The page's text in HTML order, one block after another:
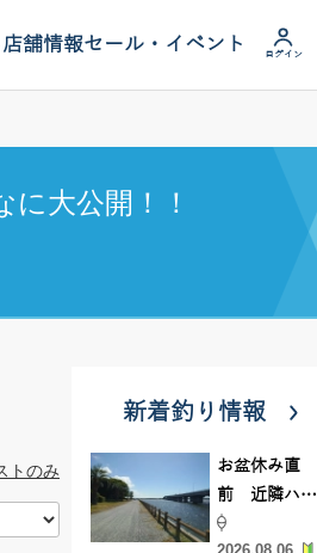
店舗情報セール・イベント ログイン
大公開！！
トのみ
新着釣り情報
お盆休み直
前 近隣ハゼ
釣り場調査し